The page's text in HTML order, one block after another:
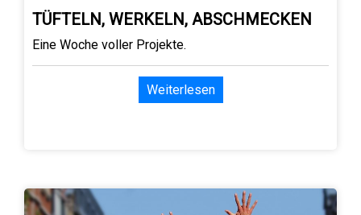
TÜFTELN, WERKELN, ABSCHMECKEN
Eine Woche voller Projekte.
Weiterlesen